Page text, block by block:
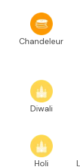
Chandeleur
Diwali
Holi